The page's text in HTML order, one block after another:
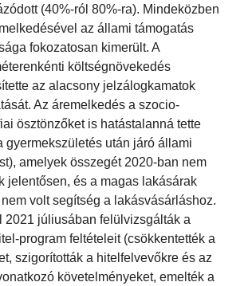
(40%-ról 80%-ra). Mindeközben
az állami támogatás
fokozatosan kimerült. A
költségnövekedés
az alacsony jelzálogkamatok
Az áremelkedés a szocio-
ösztönzőket is hatástalanná tette
gyermekszületés után járó állami
amelyek összegét 2020-ban nem
jelentősen, és a magas lakásárak
nem volt segítség a lakásvásárláshoz.
2021 júliusában felülvizsgálták a
program feltételeit (csökkentették a
szigorították a hitelfelvevőkre és az
követelményeket, emelték a